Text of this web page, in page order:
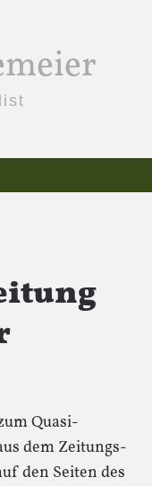
Quasi-
dem Zeitungs-
den Seiten des